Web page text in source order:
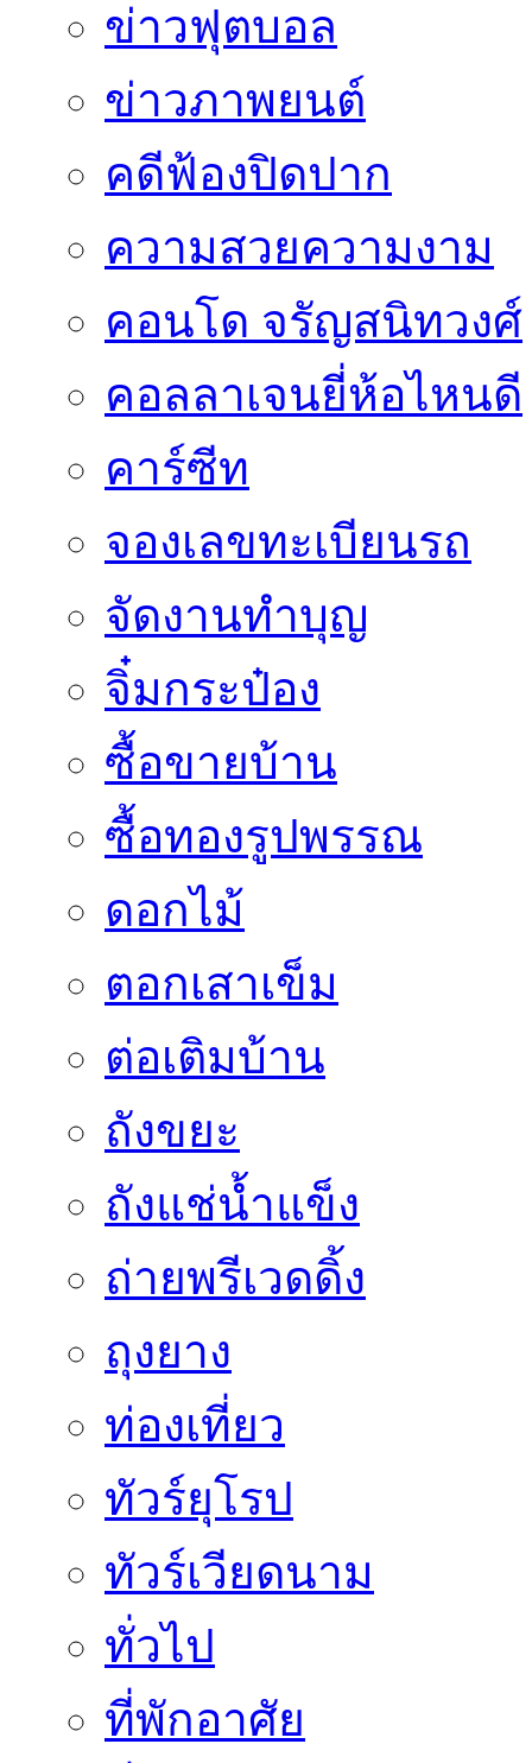
ข่าวฟุตบอล
ข่าวภาพยนต์
คดีฟ้องปิดปาก
ความสวยความงาม
คอนโด จรัญสนิทวงศ์
คอลลาเจนยี่ห้อไหนดี
คาร์ซีท
จองเลขทะเบียนรถ
จัดงานทำบุญ
จิ๋มกระป๋อง
ซื้อขายบ้าน
ซื้อทองรูปพรรณ
ดอกไม้
ตอกเสาเข็ม
ต่อเติมบ้าน
ถังขยะ
ถังแช่น้ำแข็ง
ถ่ายพรีเวดดิ้ง
ถุงยาง
ท่องเที่ยว
ทัวร์ยุโรป
ทัวร์เวียดนาม
ทั่วไป
ที่พักอาศัย